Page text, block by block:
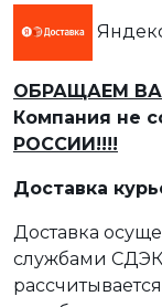
ОБРАЩАЕМ
Компания не
РОССИИ!!!!
Доставка
Доставка
службами